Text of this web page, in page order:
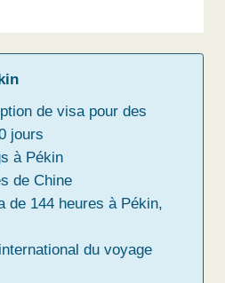
de visa pour des
jours
à Pékin
de Chine
de 144 heures à Pékin,
du voyage